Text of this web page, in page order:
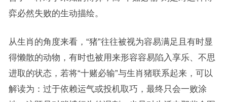
弈必然失败的生动描绘。
从生肖的角度来看，“猪”往往被视为容易满足且有时显
得懒散的动物，有时也被用来形容容易陷入享乐、不思
进取的状态，若将“十赌必输”与生肖猪联系起来，可以
解读为：过于依赖运气或投机取巧，最终只会一败涂